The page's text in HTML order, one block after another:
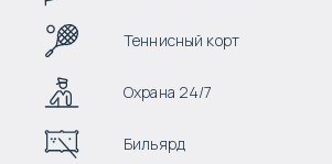
Теннисный корт
Охрана 24/7
Бильярд